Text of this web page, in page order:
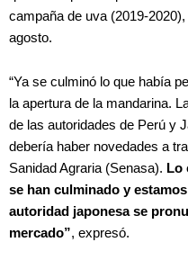
campaña de uva (2019-
agosto.
“Ya se culminó lo que había
la apertura de la mandarina.
de las autoridades de Perú y
debería haber novedades a
Sanidad Agraria (Senasa). Lo
se han culminado y
autoridad japonesa se
mercado”, expresó.